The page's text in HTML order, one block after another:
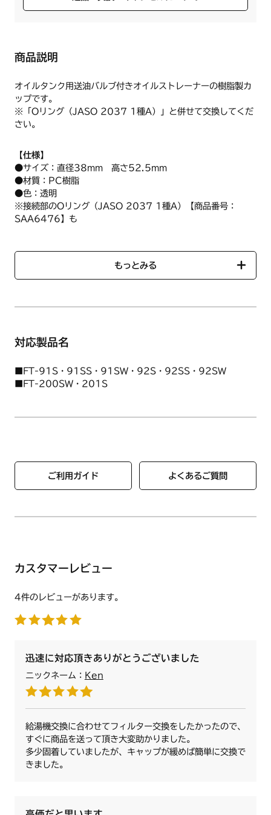
商品説明
オイルタンク用送油バルブ付きオイルストレーナーの樹脂製カ
ップです。
※「Oリング（JASO 2037 1種A）」と併せて交換してくだ
さい。
【仕様】
●サイズ：直径38mm 高さ52.5mm
●材質：PC樹脂
●色：透明
※接続部のOリング（JASO 2037 1種A）【商品番号：
SAA6476】も
もっとみる
対応製品名
■FT-91S・91SS・91SW・92S・92SS・92SW
■FT-200SW・201S
ご利用ガイド よくあるご質問
カスタマーレビュー
4件のレビューがあります。
迅速に対応頂きありがとうございました
ニックネーム： Ken
給湯機交換に合わせてフィルター交換をしたかったので、
すぐに商品を送って頂き大変助かりました。
多少固着していましたが、キャップが緩めば簡単に交換で
きました。